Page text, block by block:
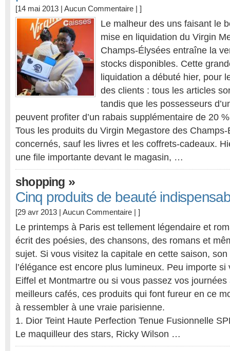
[14 mai 2013 | Aucun Commentaire | ]
Le malheur des uns faisant le
mise en liquidation du Virgin
Champs-Élysées entraîne la
stocks disponibles. Cette
liquidation a débuté hier, pour
des clients : tous les articles
tandis que les possesseurs
peuvent profiter d’un rabais supplémentaire de 20
Tous les produits du Virgin Megastore des
concernés, sauf les livres et les coffrets-cadeaux.
une file importante devant le magasin, …
shopping »
Cinq produits de beauté
[29 avr 2013 | Aucun Commentaire | ]
Le printemps à Paris est tellement légendaire et
écrit des poésies, des chansons, des romans et
sujet. Si vous visitez la capitale en cette saison,
l’élégance est encore plus lumineux. Peu importe
Eiffel et Montmartre ou si vous passez vos
meilleurs cafés, ces produits qui font fureur en ce
à ressembler à une vraie parisienne.
1. Dior Teint Haute Perfection Tenue Fusionnelle
Le maquilleur des stars, Ricky Wilson …